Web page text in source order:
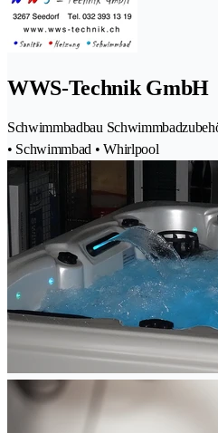
WWS-Technik GmbH
Schwimmbadbau
• Schwimmbad • Whirlpool